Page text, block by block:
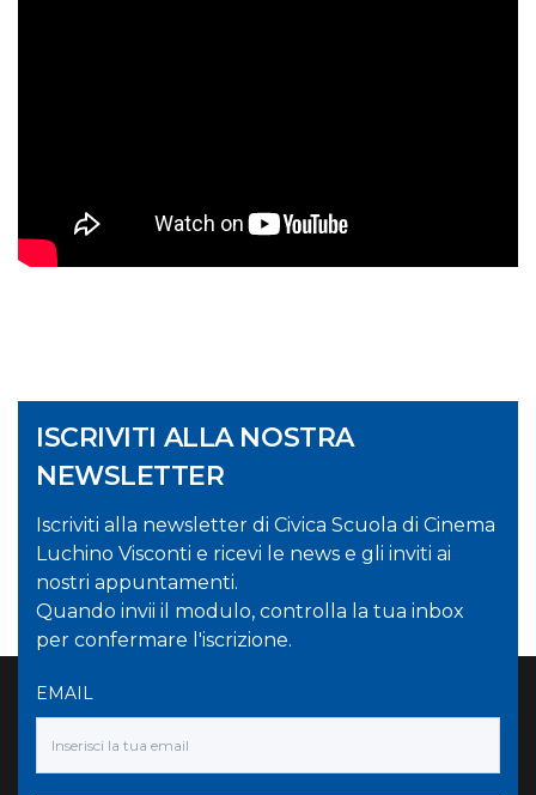
ISCRIVITI ALLA NOSTRA
NEWSLETTER
Iscriviti alla newsletter di Civica Scuola di Cinema
Luchino Visconti e ricevi le news e gli inviti ai
nostri appuntamenti.
Quando invii il modulo, controlla la tua inbox
per confermare l'iscrizione.
EMAIL